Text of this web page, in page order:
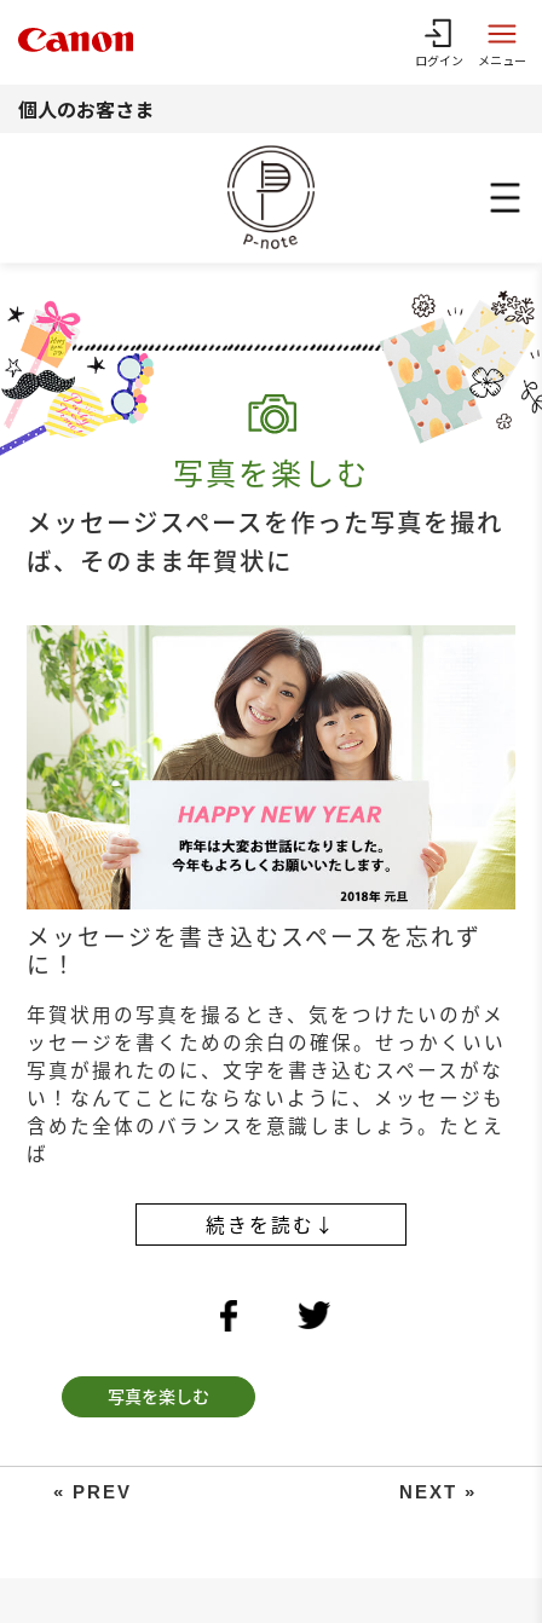
ログイン メニュー
個人のお客さま
写真を楽しむ
メッセージスペースを作った写真を撮れ
ば、そのまま年賀状に
メッセージを書き込むスペースを忘れず
に！
年賀状用の写真を撮るとき、気をつけたいのがメ
ッセージを書くための余白の確保。せっかくいい
写真が撮れたのに、文字を書き込むスペースがな
い！なんてことにならないように、メッセージも
含めた全体のバランスを意識しましょう。たとえ
ば
続きを読む↓
facebook
写真を楽しむ
村上萌さんが語る「便利な時代だ